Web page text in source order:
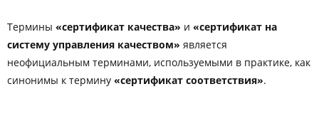
Термины «сертификат качества» и «сертификат на
систему управления качеством» является
неофициальным терминами, используемыми в практике, как
синонимы к термину «сертификат соответствия».